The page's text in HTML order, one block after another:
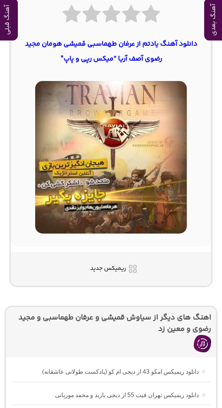
آهنگ بعدی آهنگ قبلی
دانلود آهنگ یادتم از عرفان طهماسبی قمیشی هومان مجید
رضوی آصف آریا “میکس رپی و پاپ”
ریمیکس جدید
اهنگ های دیگر از سیاوش قمیشی و عرفان طهماسبی و مجید
رضوی و معین زد
دانلود ریمیکس امکو 43 از دیجی ام کو (پادکست طولانی عاشقانه)
دانلود ریمیکس تهران فیت 55 از دیجی باربد و محمد موریانی